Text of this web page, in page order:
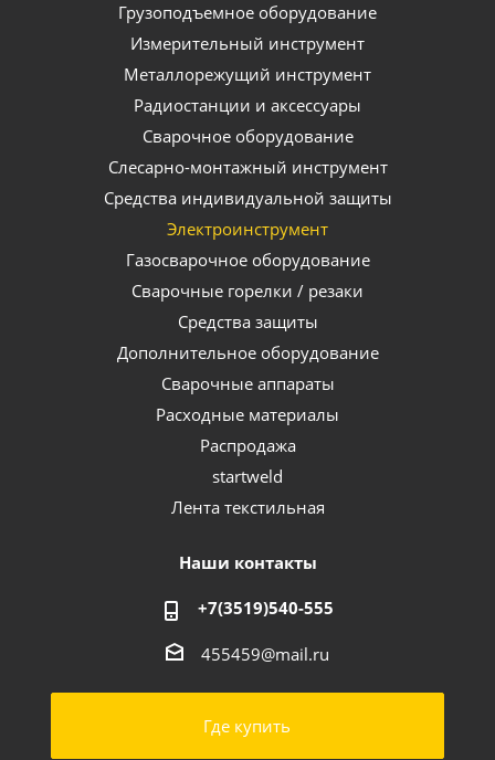
Грузоподъемное оборудование
Измерительный инструмент
Металлорежущий инструмент
Радиостанции и аксессуары
Сварочное оборудование
Слесарно-монтажный инструмент
Средства индивидуальной защиты
Электроинструмент
Газосварочное оборудование
Сварочные горелки / резаки
Средства защиты
Дополнительное оборудование
Сварочные аппараты
Расходные материалы
Распродажа
startweld
Лента текстильная
Наши контакты
+7(3519)540-555
455459@mail.ru
Где купить